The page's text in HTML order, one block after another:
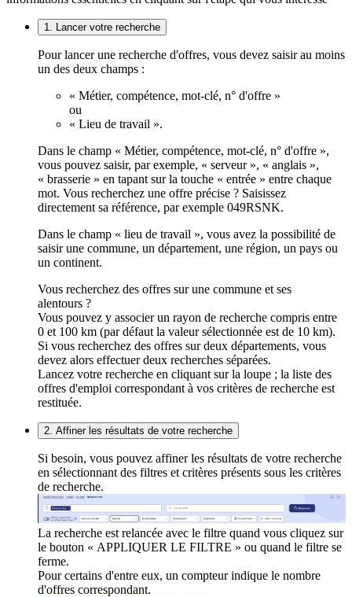
1. Lancer votre recherche
Pour lancer une recherche d'offres, vous devez saisir au moins
un des deux champs :
« Métier, compétence, mot-clé, n° d'offre »
ou
« Lieu de travail ».
Dans le champ « Métier, compétence, mot-clé, n° d'offre »,
vous pouvez saisir, par exemple, « serveur », « anglais »,
« brasserie » en tapant sur la touche « entrée » entre chaque
mot. Vous recherchez une offre précise ? Saisissez
directement sa référence, par exemple 049RSNK.
Dans le champ « lieu de travail », vous avez la possibilité de
saisir une commune, un département, une région, un pays ou
un continent.
Vous recherchez des offres sur une commune et ses
alentours ?
Vous pouvez y associer un rayon de recherche compris entre
0 et 100 km (par défaut la valeur sélectionnée est de 10 km).
Si vous recherchez des offres sur deux départements, vous
devez alors effectuer deux recherches séparées.
Lancez votre recherche en cliquant sur la loupe ; la liste des
offres d'emploi correspondant à vos critères de recherche est
restituée.
2. Affiner les résultats de votre recherche
Si besoin, vous pouvez affiner les résultats de votre recherche
en sélectionnant des filtres et critères présents sous les critères
de recherche.
La recherche est relancée avec le filtre quand vous cliquez sur
le bouton « APPLIQUER LE FILTRE » ou quand le filtre se
ferme.
Pour certains d'entre eux, un compteur indique le nombre
d'offres correspondant.